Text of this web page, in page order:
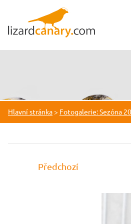
Hlavní stránka> Fotogalerie: Sezóna
Předchozí